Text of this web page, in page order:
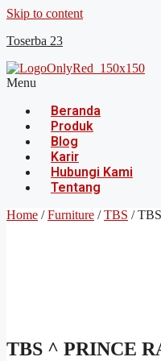
Skip to content
Toserba 23
Menu
Beranda
Produk
Blog
Karir
Hubungi Kami
Tentang
Home /Furniture /TBS /
TBS ^ PRINCE